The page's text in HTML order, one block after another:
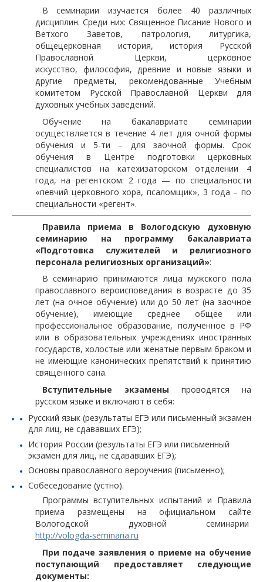
В семинарии изучается более 40 различных
дисциплин. Среди них: Священное Писание Нового и
Ветхого Заветов, патрология, литургика,
общецерковная история, история Русской
Православной Церкви, церковное
искусство, философия, древние и новые языки и
другие предметы, рекомендованные Учебным
комитетом Русской Православной Церкви для
духовных учебных заведений.
Обучение на бакалавриате семинарии
осуществляется в течение 4 лет для очной формы
обучения и 5-ти – для заочной формы. Срок
обучения в Центре подготовки церковных
специалистов на катехизаторском отделении 4
года, на регентском: 2 года — по специальности
«певчий церковного хора, псаломщик», 3 года – по
специальности «регент».
Правила приема в Вологодскую духовную
семинарию на программу бакалавриата
«Подготовка служителей и религиозного
персонала религиозных организаций»:
В семинарию принимаются лица мужского пола
православного вероисповедания в возрасте до 35
лет (на очное обучение) или до 50 лет (на заочное
обучение), имеющие среднее общее или
профессиональное образование, полученное в РФ
или в образовательных учреждениях иностранных
государств, холостые или женатые первым браком и
не имеющие канонических препятствий к принятию
священного сана.
Вступительные экзамены проводятся на
русском языке и включают в себя:
Русский язык (результаты ЕГЭ или письменный экзамен
для лиц, не сдававших ЕГЭ);
История России (результаты ЕГЭ или письменный
экзамен для лиц, не сдававших ЕГЭ);
Основы православного вероучения (письменно);
Собеседование (устно).
Программы вступительных испытаний и Правила
приема размещены на официальном сайте
Вологодской духовной семинарии
http://vologda-seminaria.ru
При подаче заявления о приеме на обучение
поступающий предоставляет следующие
документы: